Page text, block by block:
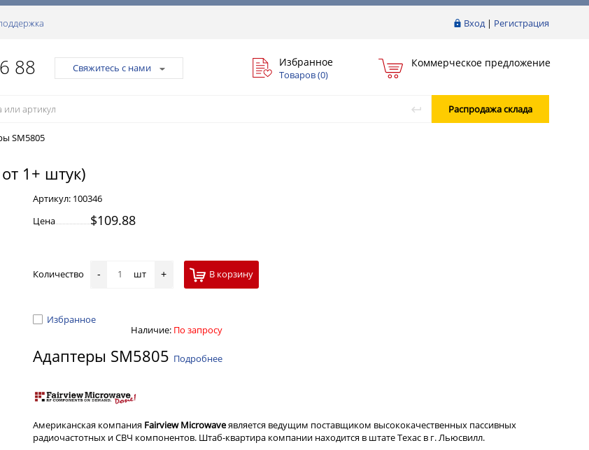
Вход| Регистрация
88 Свяжитесь с нами Избранное
Товаров (0)
Коммерческое предложение
Распродажа склада
SM5805
1+ штук)
Артикул: 100346
Цена
$109.88
Количество - шт + В корзину
Избранное
Наличие: По запросу
Адаптеры SM5805 Подробнее
Американская компания Fairview Microwaveявляется ведущим поставщиком высококачественных пассивных
радиочастотных и СВЧ компонентов. Штаб-квартира компании находится в штате Техас в г. Льюсвилл.